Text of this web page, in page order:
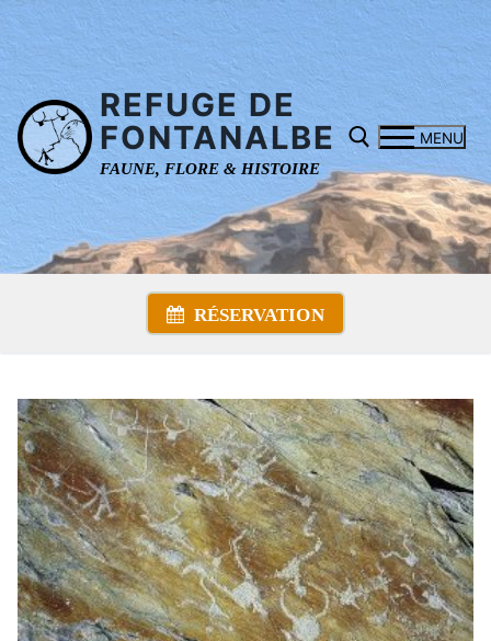
au
REFUGE DE
FONTANALBE
FAUNE, FLORE & HISTOIRE
Rechercher :
MENU
RÉSERVATION